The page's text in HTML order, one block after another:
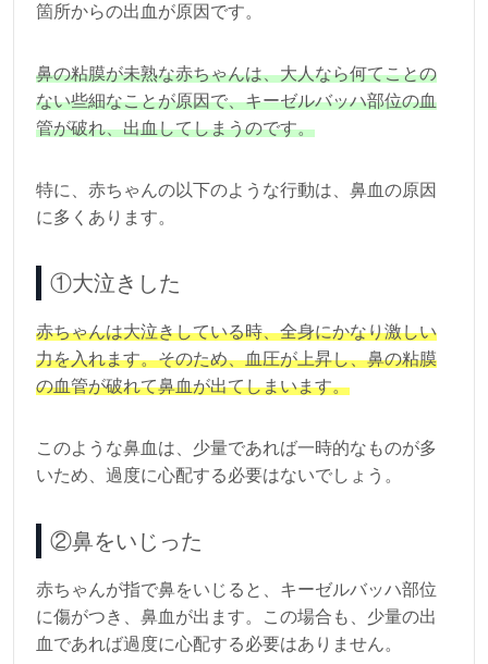
箇所からの出血が原因です。
鼻の粘膜が未熟な赤ちゃんは、大人なら何てことの
ない些細なことが原因で、キーゼルバッハ部位の血
管が破れ、出血してしまうのです。
特に、赤ちゃんの以下のような行動は、鼻血の原因
に多くあります。
①大泣きした
赤ちゃんは大泣きしている時、全身にかなり激しい
力を入れます。そのため、血圧が上昇し、鼻の粘膜
の血管が破れて鼻血が出てしまいます。
このような鼻血は、少量であれば一時的なものが多
いため、過度に心配する必要はないでしょう。
②鼻をいじった
赤ちゃんが指で鼻をいじると、キーゼルバッハ部位
に傷がつき、鼻血が出ます。この場合も、少量の出
血であれば過度に心配する必要はありません。